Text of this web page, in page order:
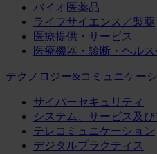
バイオ医薬品
ライフサイエンス／製薬
医療提供・サービス
医療機器・診断・ヘル
テクノロジー&コミュニケー
サイバーセキュリティ
システム、サービス及
テレコミュニケーション
デジタルプラクティス